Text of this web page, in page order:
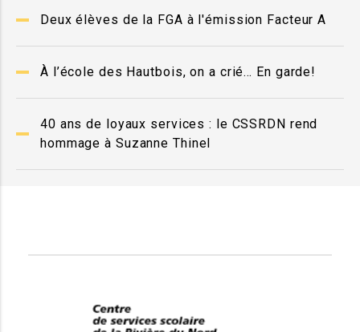
Deux élèves de la FGA à l'émission Facteur A
À l’école des Hautbois, on a crié… En garde!
40 ans de loyaux services : le CSSRDN rend
hommage à Suzanne Thinel